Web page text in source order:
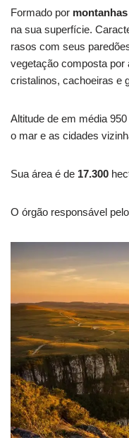
Formado por
na sua superfície.
rasos com seus
vegetação composta por
cristalinos, cachoeiras e
Altitude de em média
o mar e as cidades
Sua área é de 17.300
O órgão responsável